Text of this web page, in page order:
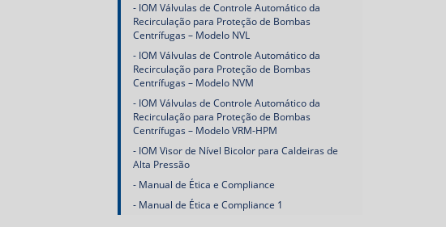
IOM Válvulas de Controle Automático da
Recirculação para Proteção de Bombas
Centrífugas – Modelo NVL
IOM Válvulas de Controle Automático da
Recirculação para Proteção de Bombas
Centrífugas – Modelo NVM
IOM Válvulas de Controle Automático da
Recirculação para Proteção de Bombas
Centrífugas – Modelo VRM-HPM
IOM Visor de Nível Bicolor para Caldeiras de
Alta Pressão
Manual de Ética e Compliance
Manual de Ética e Compliance 1